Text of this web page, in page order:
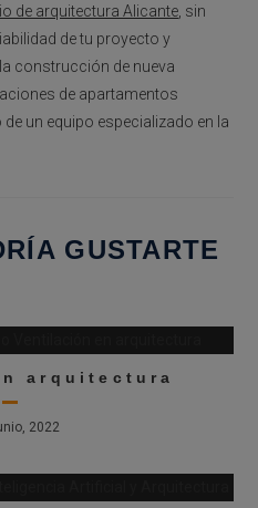
de arquitectura Alicante , sin
de tu proyecto y
construcción de nueva
de apartamentos
un equipo especializado en la
GUSTARTE
arquitectura
2022